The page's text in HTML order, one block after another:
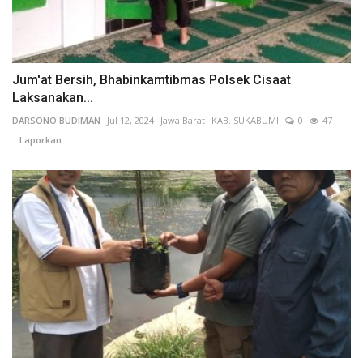
Jum'at Bersih, Bhabinkamtibmas Polsek Cisaat
Laksanakan...
DARSONO BUDIMAN Jul 12, 2024 Jawa Barat KAB. SUKABUMI 0
47
Laporkan